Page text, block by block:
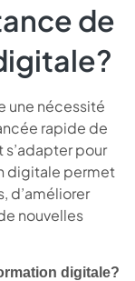
de
une nécessité
rapide de
pour
digitale permet
d’améliorer
nouvelles
digitale?